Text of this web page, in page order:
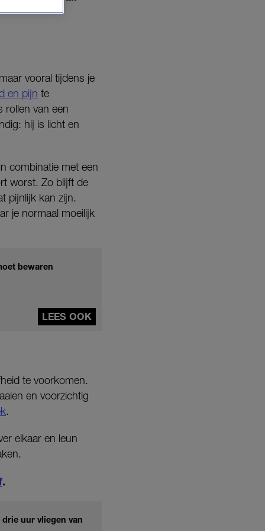
vooral tijdens je
en pijn te
rollen van een
hij is licht en
combinatie met een
worst. Zo blijft de
pijnlijk kan zijn.
je normaal moeilijk
bewaren
LEES OOK
te voorkomen.
en voorzichtig
.
elkaar en leun
.
uur vliegen van